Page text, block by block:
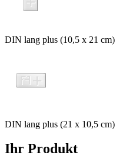
DIN lang plus (10,5 x 21 cm)
DIN lang plus (21 x 10,5 cm)
Ihr Produkt